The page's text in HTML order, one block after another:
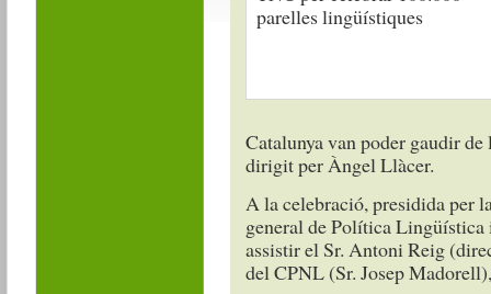
Catalunya van poder gaudir
dirigit per Àngel Llàcer.
A la celebració, presidida per
general de Política
assistir el Sr. Antoni Reig
del CPNL (Sr. Josep